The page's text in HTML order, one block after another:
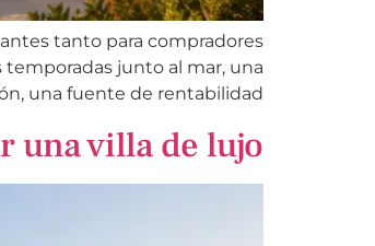
tanto para compradores
temporadas junto al mar, una
una fuente de rentabilidad […]
una villa de lujo